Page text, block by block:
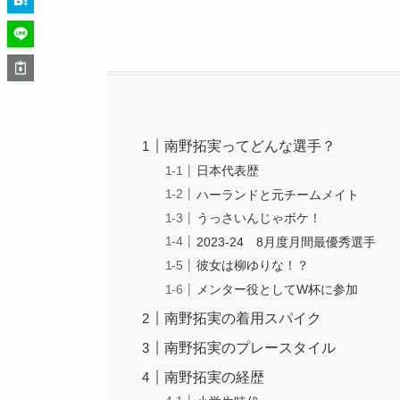
南野拓実ってどんな選手？
日本代表歴
ハーランドと元チームメイト
うっさいんじゃボケ！
2023-24 8月度月間最優秀選手
彼女は柳ゆりな！？
メンター役としてW杯に参加
南野拓実の着用スパイク
南野拓実のプレースタイル
南野拓実の経歴